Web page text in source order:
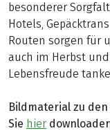
besonderer
Hotels,
Routen sorgen für
auch im Herbst
Lebensfreude
Bildmaterial zu
Sie hier